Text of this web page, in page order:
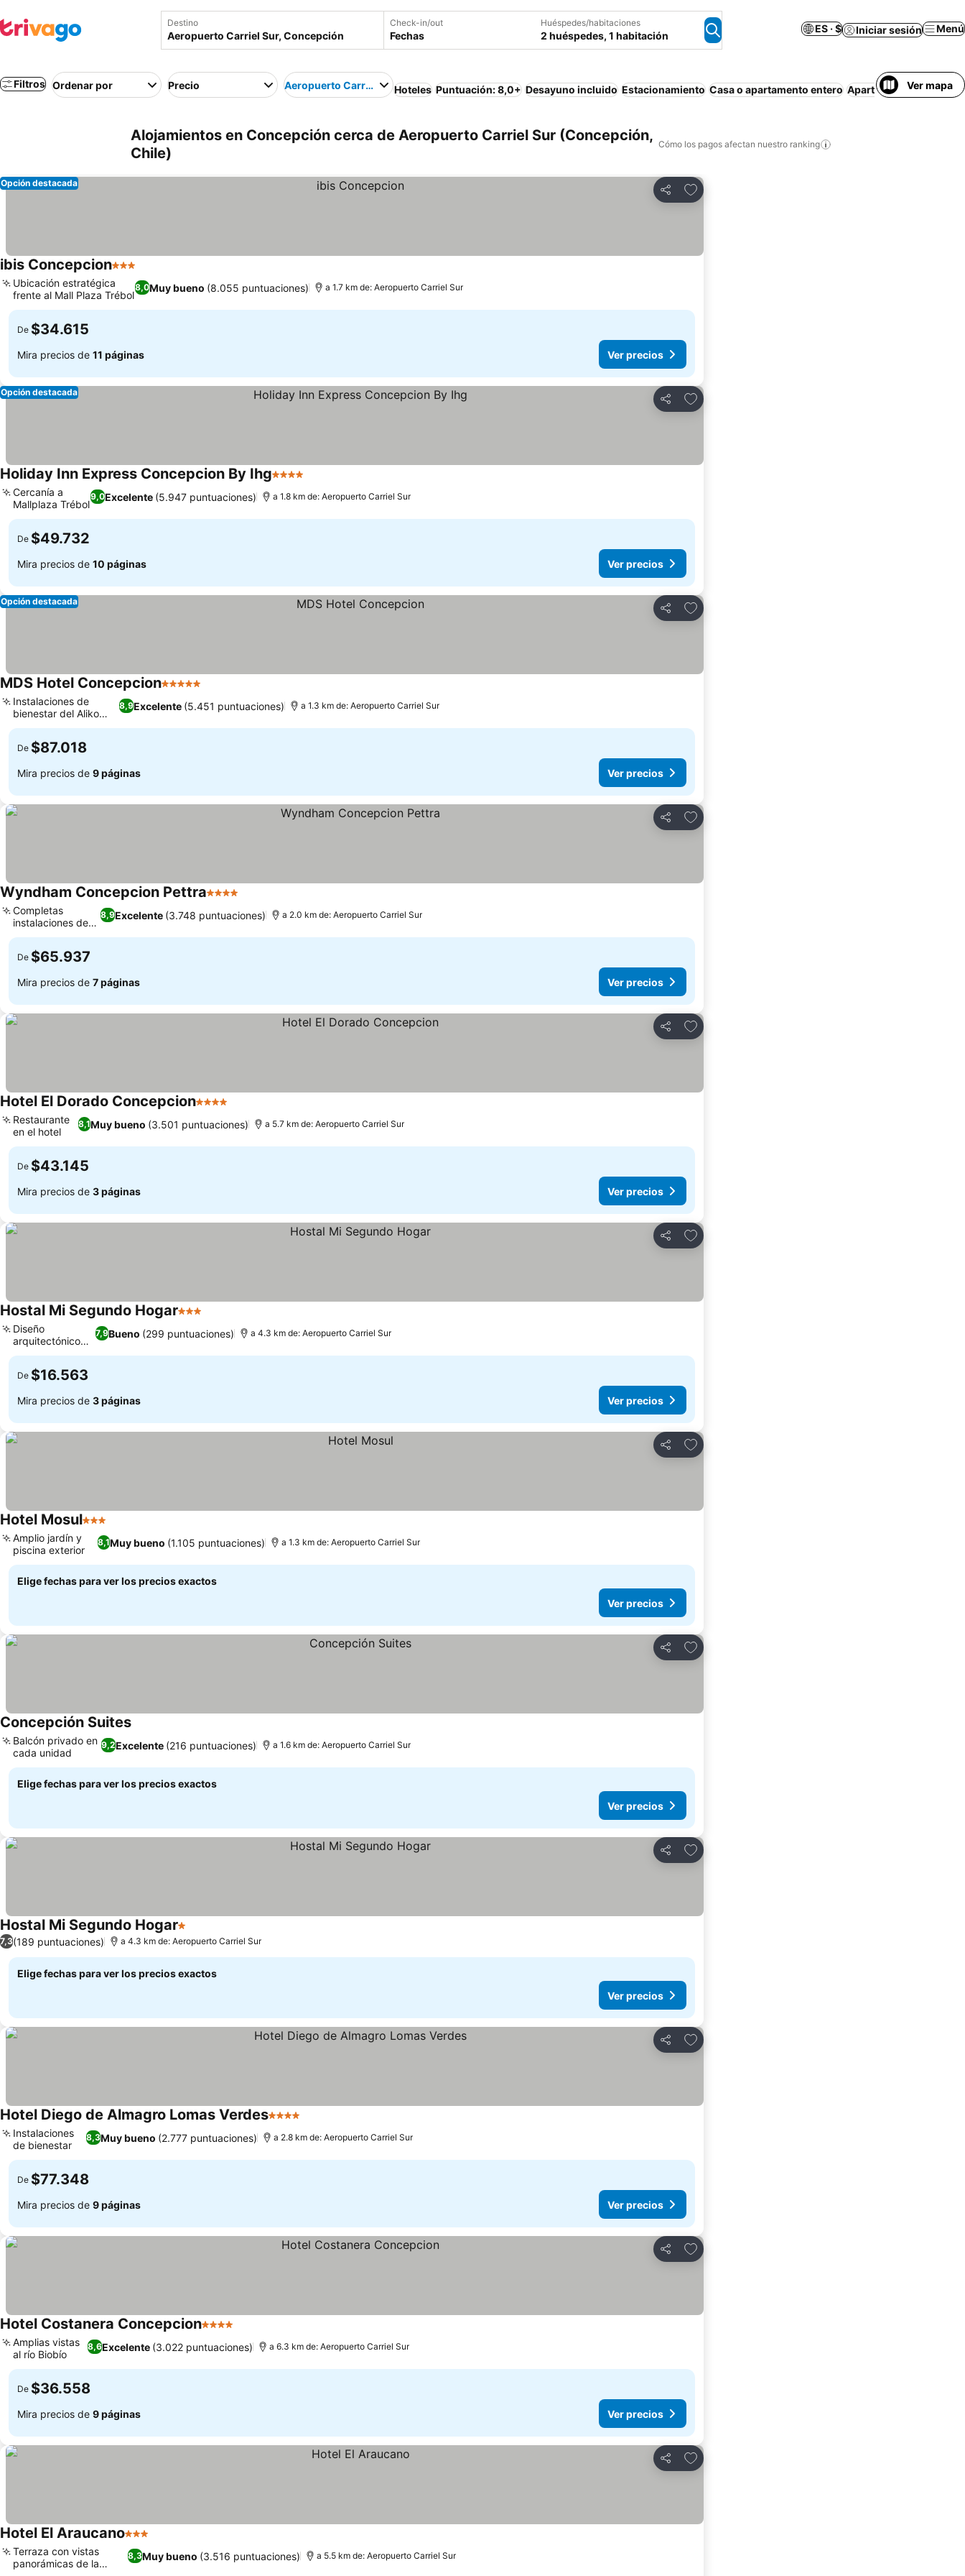
Destino Check-in/out
Fechas
Huéspedes/habitaciones
2 huéspedes, 1 habitación
ES · $ Iniciar sesión Menú
Filtros Ordenar por Precio Aeropuerto Carriel SurHoteles Puntuación: 8,0+ Desayuno incluido Estacionamiento Casa o apartamento entero ApartamentoVer mapa
Alojamientos en Concepción cerca de Aeropuerto Carriel Sur (Concepción,
Chile)
Cómo los pagos afectan nuestro ranking
Compartir
Agregar a favoritos
Opción destacada
ibis Concepcion3 Estrellas
8,0Muy bueno (8.055 puntuaciones)
Ubicación estratégica
frente al Mall Plaza Trébol
a 1.7 km de: Aeropuerto Carriel Sur
De $34.615
Mira precios de 11 páginas Ver precios
Compartir
Agregar a favoritos
Opción destacada
Holiday Inn Express Concepcion By Ihg4 Estrellas
9,0Excelente (5.947 puntuaciones)
Cercanía a
Mallplaza Trébol
a 1.8 km de: Aeropuerto Carriel Sur
De $49.732
Mira precios de 10 páginas Ver precios
Compartir
Agregar a favoritos
Opción destacada
MDS Hotel Concepcion5 Estrellas
8,9Excelente (5.451 puntuaciones)
Instalaciones de
bienestar del Aliko
Spa
a 1.3 km de: Aeropuerto Carriel Sur
De $87.018
Mira precios de 9 páginas Ver precios
Compartir
Agregar a favoritos
Wyndham Concepcion Pettra4 Estrellas
8,9Excelente (3.748 puntuaciones)
Completas
instalaciones de
spa
a 2.0 km de: Aeropuerto Carriel Sur
De $65.937
Mira precios de 7 páginas Ver precios
Compartir
Agregar a favoritos
Hotel El Dorado Concepcion4 Estrellas
8,1Muy bueno (3.501 puntuaciones)
Restaurante
en el hotel
a 5.7 km de: Aeropuerto Carriel Sur
De $43.145
Mira precios de 3 páginas Ver precios
Compartir
Agregar a favoritos
Hostal Mi Segundo Hogar3 Estrellas
7,9Bueno (299 puntuaciones)
Diseño
arquitectónico
único
a 4.3 km de: Aeropuerto Carriel Sur
De $16.563
Mira precios de 3 páginas Ver precios
Compartir
Agregar a favoritos
Hotel Mosul3 Estrellas
8,1Muy bueno (1.105 puntuaciones)
Amplio jardín y
piscina exterior
a 1.3 km de: Aeropuerto Carriel Sur
Elige fechas para ver los precios exactos
Ver precios
Compartir
Agregar a favoritos
Concepción SuitesVer precios
9,2Excelente (216 puntuaciones)
Balcón privado en
cada unidad
a 1.6 km de: Aeropuerto Carriel Sur
Elige fechas para ver los precios exactos
Ver precios
Compartir
Agregar a favoritos
Hostal Mi Segundo Hogar1 Estrellas
7,3(189 puntuaciones) a 4.3 km de: Aeropuerto Carriel Sur
Elige fechas para ver los precios exactos
Ver precios
Compartir
Agregar a favoritos
Hotel Diego de Almagro Lomas Verdes4 Estrellas
8,3Muy bueno (2.777 puntuaciones)
Instalaciones
de bienestar
a 2.8 km de: Aeropuerto Carriel Sur
De $77.348
Mira precios de 9 páginas Ver precios
Compartir
Agregar a favoritos
Hotel Costanera Concepcion4 Estrellas
8,6Excelente (3.022 puntuaciones)
Amplias vistas
al río Biobío
a 6.3 km de: Aeropuerto Carriel Sur
De $36.558
Mira precios de 9 páginas Ver precios
Compartir
Agregar a favoritos
Hotel El Araucano3 Estrellas
8,3Muy bueno (3.516 puntuaciones)
Terraza con vistas
panorámicas de la
a 5.5 km de: Aeropuerto Carriel Sur